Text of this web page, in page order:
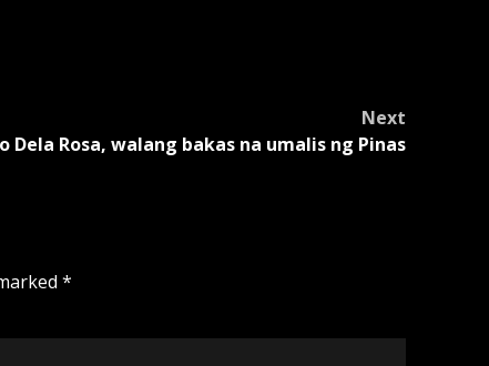
Next
Dela Rosa, walang bakas na umalis ng Pinas
*